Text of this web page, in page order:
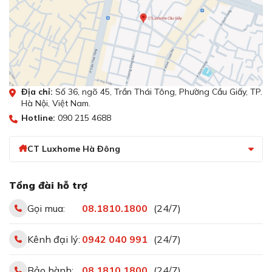
trong thời gian ngắn, giúp đun sôi nhanh hoặc nấu các
món cần nhiệt độ cao. Ví dụ, nồi nước lớn có thể sôi chỉ
sau vài phút, tiết kiệm thời gian đáng kể so với chế độ
nấu thường. Đây là một tính năng quen thuộc nhưng rất
cần thiết trong những dòng bếp cao cấp như MI1301.
Hẹn giờ nấu và tắt bếp
Địa chỉ: Số 36, ngõ 45, Trần Thái Tông, Phường Cầu Giấy, TP.
Hà Nội, Việt Nam.
Hotline: 090 215 4688
CT Luxhome Hà Đông
Tổng đài hỗ trợ
Gọi mua:
08.1810.1800 (24/7)
Kênh đại lý: 0942 040 991 (24/7)